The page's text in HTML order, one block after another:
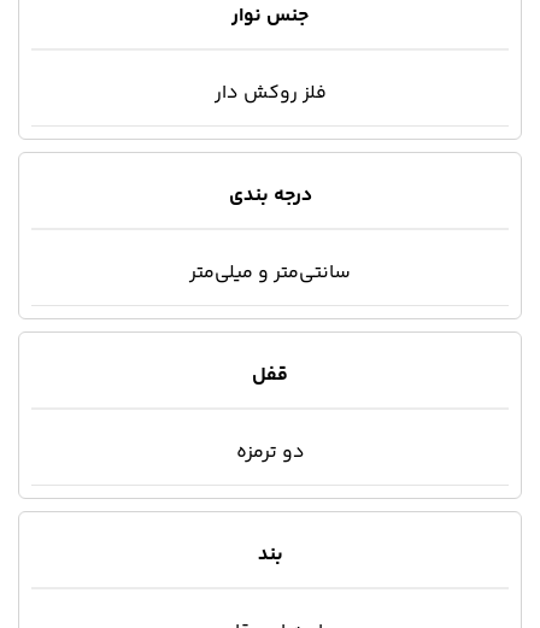
جنس نوار
فلز روکش دار
درجه بندی
سانتی‌متر و میلی‌متر
قفل
دو ترمزه
بند